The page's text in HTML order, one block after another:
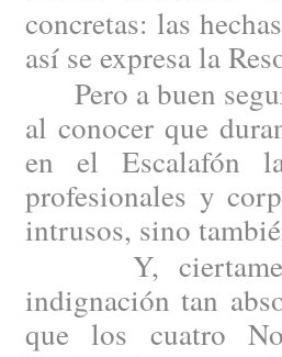
concretas: las
así se expresa la
Pero a buen
al conocer que
en el Escalafón
profesionales y
intrusos, sino
Y,
indignación tan
que los cuatro